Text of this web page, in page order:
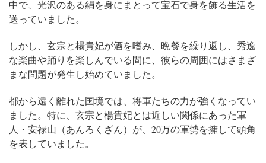
中で、光沢のある絹を身にまとって宝石で身を飾る生活を
送っていました。
しかし、玄宗と楊貴妃が酒を嗜み、晩餐を繰り返し、秀逸
な楽曲や踊りを楽しんでいる間に、彼らの周囲にはさまざ
まな問題が発生し始めていました。
都から遠く離れた国境では、将軍たちの力が強くなってい
ました。特に、玄宗と楊貴妃とは近しい関係にあった軍
人・安禄山（あんろくざん）が、20万の軍勢を擁して頭角
を表していました。